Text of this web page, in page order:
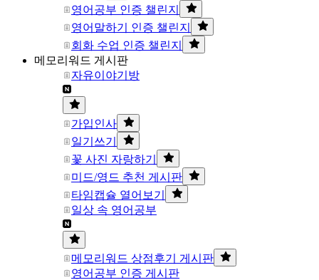
영어공부 인증 챌린지
영어말하기 인증 챌린지
회화 수업 인증 챌린지
메모리워드 게시판
자유이야기방
가입인사
일기쓰기
꽃 사진 자랑하기
미드/영드 추천 게시판
타임캡슐 열어보기
일상 속 영어공부
메모리워드 상점후기 게시판
영어공부 인증 게시판